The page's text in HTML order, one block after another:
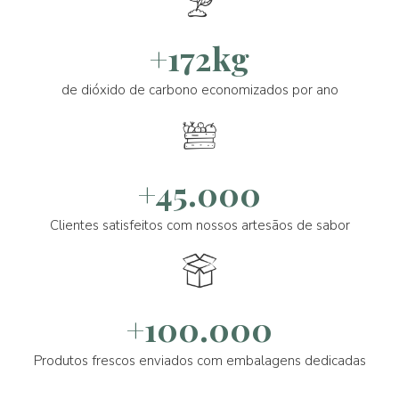
+172kg
de dióxido de carbono economizados por ano
+45.000
Clientes satisfeitos com nossos artesãos de sabor
+100.000
Produtos frescos enviados com embalagens dedicadas